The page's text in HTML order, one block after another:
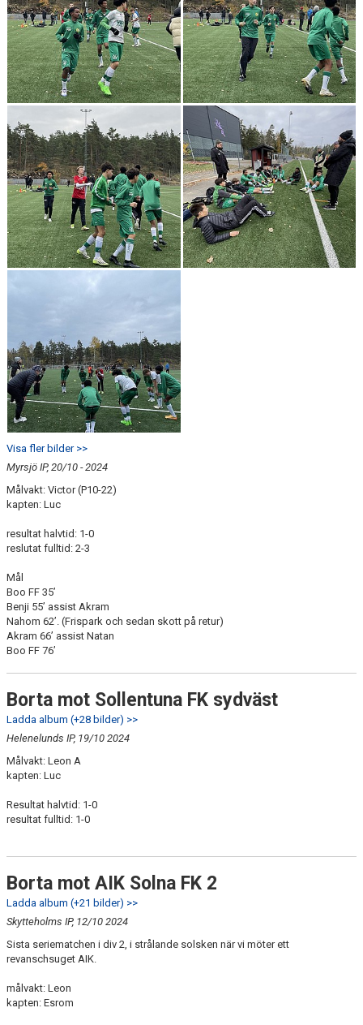
Visa fler bilder >>
Myrsjö IP, 20/10 - 2024
Målvakt: Victor (P10-22)
kapten: Luc
resultat halvtid: 1-0
reslutat fulltid: 2-3
Mål
Boo FF 35’
Benji 55’ assist Akram
Nahom 62’. (Frispark och sedan skott på retur)
Akram 66’ assist Natan
Boo FF 76’
Borta mot Sollentuna FK sydväst
Ladda album (+28 bilder) >>
Helenelunds IP, 19/10 2024
Målvakt: Leon A
kapten: Luc
Resultat halvtid: 1-0
resultat fulltid: 1-0
Borta mot AIK Solna FK 2
Ladda album (+21 bilder) >>
Skytteholms IP, 12/10 2024
Sista seriematchen i div 2, i strålande solsken när vi möter ett
revanschsuget AIK.
målvakt: Leon
kapten: Esrom